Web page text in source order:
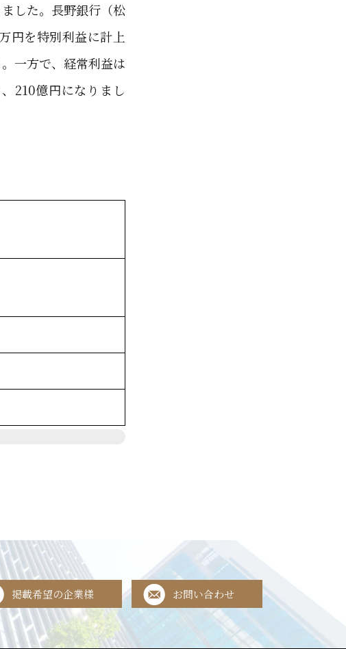
した。長野銀行（松
円を特別利益に計上
一方で、経常利益は
210億円になりまし
掲載希望の企業様 お問い合わせ